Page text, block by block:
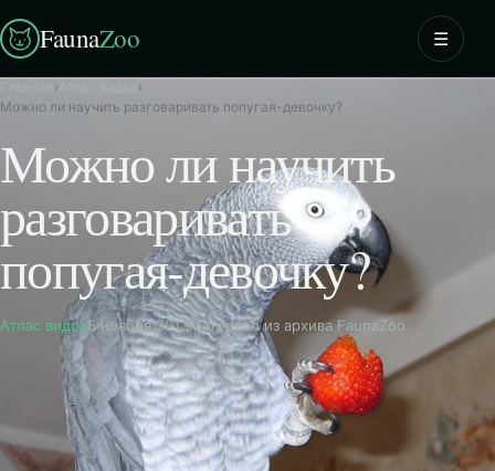
FaunaZoo ☰
›
›
Можно ли научить разговаривать попугая-девочку?
Можно ли научить
разговаривать
попугая-девочку?
Атлас видов5 ноября 2013Материал из архива FaunaZoo